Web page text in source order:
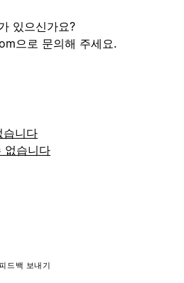
있으신가요?
으로 문의해 주세요.
니다
없습니다
드백 보내기